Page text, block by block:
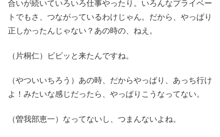
合いが続いていろいろ仕事やったり。いろんなプライベー
トでもさ、つながっているわけじゃん。だから、やっぱり
正しかったんじゃない？あの時の、ねえ。
（片桐仁）ビビッと来たんですね。
（やついいちろう）あの時、だからやっぱり、あっち行け
よ！みたいな感じだったら、やっぱりこうなってない。
（曽我部恵一）なってないし、つまんないよね。